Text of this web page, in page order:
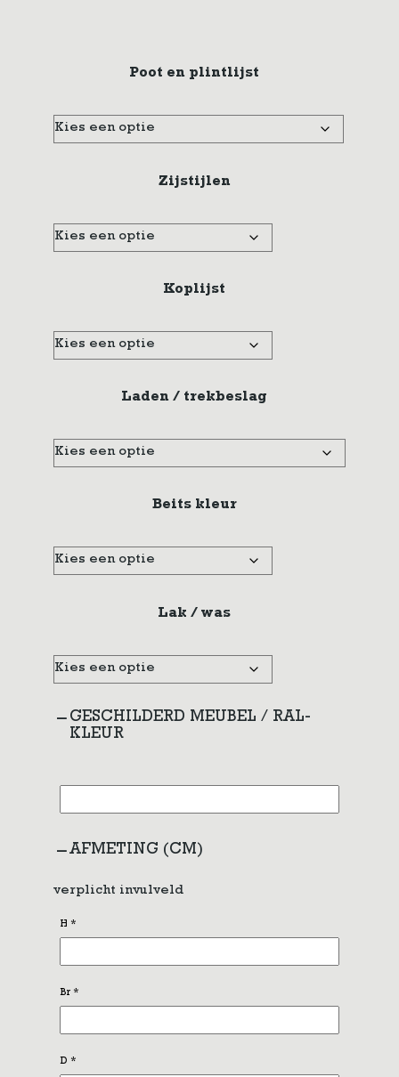
Poot en plintlijst
Zijstijlen
Koplijst
Laden / trekbeslag
Beits kleur
Lak / was
GESCHILDERD MEUBEL / RAL-
KLEUR
AFMETING (CM)
verplicht invulveld
H *
Br *
D *